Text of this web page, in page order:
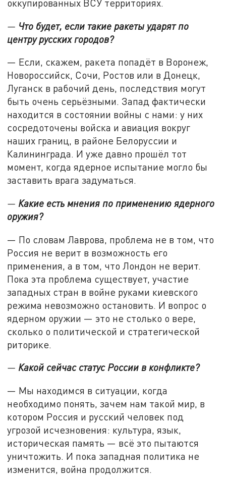
оккупированных ВСУ территориях.
— Что будет, если такие ракеты ударят по
центру русских городов?
— Если, скажем, ракета попадёт в Воронеж,
Новороссийск, Сочи, Ростов или в Донецк,
Луганск в рабочий день, последствия могут
быть очень серьёзными. Запад фактически
находится в состоянии войны с нами: у них
сосредоточены войска и авиация вокруг
наших границ, в районе Белоруссии и
Калининграда. И уже давно прошёл тот
момент, когда ядерное испытание могло бы
заставить врага задуматься.
— Какие есть мнения по применению ядерного
оружия?
— По словам Лаврова, проблема не в том, что
Россия не верит в возможность его
применения, а в том, что Лондон не верит.
Пока эта проблема существует, участие
западных стран в войне руками киевского
режима невозможно остановить. И вопрос о
ядерном оружии — это не столько о вере,
сколько о политической и стратегической
риторике.
— Какой сейчас статус России в конфликте?
— Мы находимся в ситуации, когда
необходимо понять, зачем нам такой мир, в
котором Россия и русский человек под
угрозой исчезновения: культура, язык,
историческая память — всё это пытаются
уничтожить. И пока западная политика не
изменится, война продолжится.